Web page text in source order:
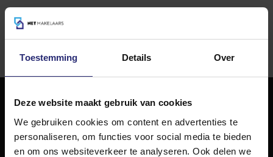
Toestemming Details Over
Deze website maakt gebruik van cookies
We gebruiken cookies om content en advertenties te
personaliseren, om functies voor social media te bieden
en om ons websiteverkeer te analyseren. Ook delen we
023 303 54 44|info@netmakelaars.nl |
NET Makelaars
NET Makelaars is een modern makelaarskantoor met
decennialange ervaring in het vak en diepgaande kennis